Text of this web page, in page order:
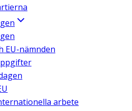
EU-nämnden
arbete